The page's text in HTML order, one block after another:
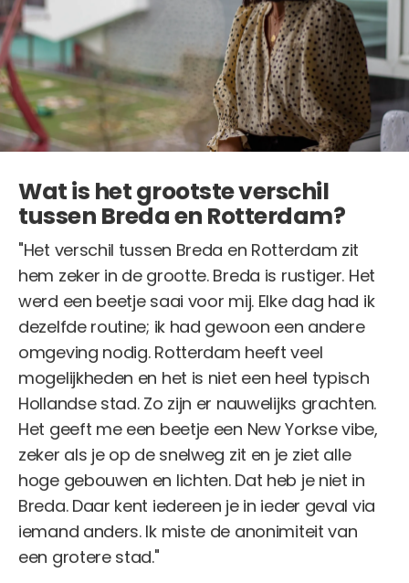
Wat is het grootste verschil
tussen Breda en Rotterdam?
"Het verschil tussen Breda en Rotterdam zit
hem zeker in de grootte. Breda is rustiger. Het
werd een beetje saai voor mij. Elke dag had ik
dezelfde routine; ik had gewoon een andere
omgeving nodig. Rotterdam heeft veel
mogelijkheden en het is niet een heel typisch
Hollandse stad. Zo zijn er nauwelijks grachten.
Het geeft me een beetje een New Yorkse vibe,
zeker als je op de snelweg zit en je ziet alle
hoge gebouwen en lichten. Dat heb je niet in
Breda. Daar kent iedereen je in ieder geval via
iemand anders. Ik miste de anonimiteit van
een grotere stad."